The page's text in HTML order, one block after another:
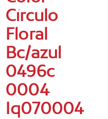
Círculo
Floral
Bc/azul
0496c
0004
Iq070004